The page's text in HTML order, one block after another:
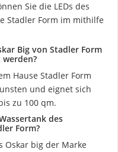
Sie die LEDs des
Stadler Form im mithilfe
Big von Stadler Form
Hause Stadler Form
und eignet sich
zu 100 qm.
des
Form?
Oskar big der Marke